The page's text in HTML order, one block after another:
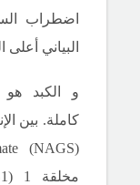
اضطراب
البياني
أعلى
و
الكبد
كاملة.